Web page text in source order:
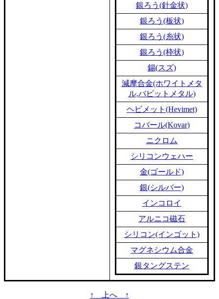
銀ろう(針金状)
銀ろう(板状)
銀ろう(糸状)
銀ろう(枠状)
錫(スズ)
減摩合金(ホワイトメタ
ル,バビットメタル)
ヘビメット(Hevimet)
コバール(Kovar)
ニクロム
シリコンウェハー
金(ゴールド)
銀(シルバー)
インコロイ
アルニコ磁石
シリコン(インゴット)
マグネシウム合金
銀タングステン
↑ 上へ ↑